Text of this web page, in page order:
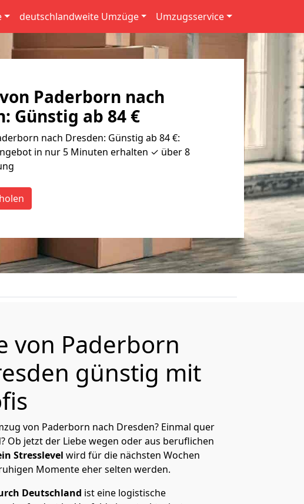
deutschlandweite Umzüge Umzugsservice
Paderborn nach
Günstig ab 84 €
nach Dresden: Günstig ab 84 €:
in nur 5 Minuten erhalten ✓ über 8
von Paderborn
günstig mit
von Paderborn nach Dresden? Einmal quer
Ob jetzt der Liebe wegen oder aus beruflichen
Stresslevel wird für die nächsten Wochen
Momente eher selten werden.
Deutschland ist eine logistische